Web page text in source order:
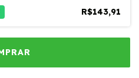
R$143,91